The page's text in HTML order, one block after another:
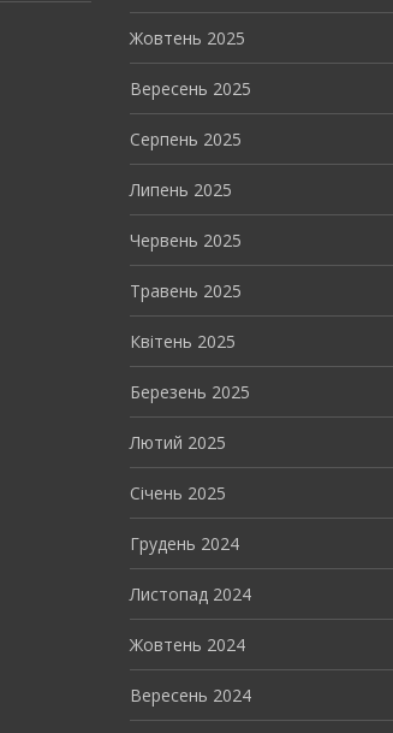
Жовтень 2025
Вересень 2025
Серпень 2025
Липень 2025
Червень 2025
Травень 2025
Квітень 2025
Березень 2025
Лютий 2025
Січень 2025
Грудень 2024
Листопад 2024
Жовтень 2024
Вересень 2024